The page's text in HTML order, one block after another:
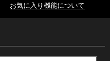
お気に入り機能について